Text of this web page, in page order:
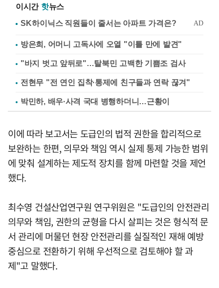
이시간 핫뉴스
방은희, 어머니 고독사에 오열 "이틀 만에 발견"
"바지 벗고 앞뒤로"…탈북민 고백한 기쁨조 검사
전현무 "전 연인 집착·통제에 친구들과 연락 끊겨"
박민하, 배우·사격 국대 병행하더니…근황이
이에 따라 보고서는 도급인의 법적 권한을 합리적으로
보완하는 한편, 의무와 책임 역시 실제 통제 가능한 범위
에 맞춰 설계하는 제도적 장치를 함께 마련할 것을 제언
했다.
최수영 건설산업연구원 연구위원은 "도급인의 안전관리
의무와 책임, 권한의 균형을 다시 살피는 것은 형식적 문
서 관리에 머물던 현장 안전관리를 실질적인 재해 예방
중심으로 전환하기 위해 우선적으로 검토해야 할 과
제"고 말했다.